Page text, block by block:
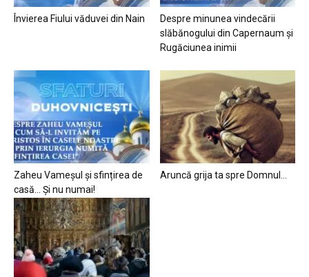
Învierea Fiului văduvei din Nain
Despre minunea vindecării
slăbănogului din Capernaum și
Rugăciunea inimii
Zaheu Vameșul și sfințirea de
casă… Și nu numai!
Aruncă grija ta spre Domnul…